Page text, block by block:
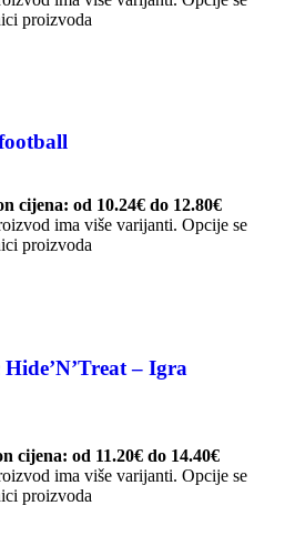
proizvoda
cijena: od 10.24€ do 12.80€
ima više varijanti. Opcije se
proizvoda
– Igra
cijena: od 11.20€ do 14.40€
ima više varijanti. Opcije se
proizvoda